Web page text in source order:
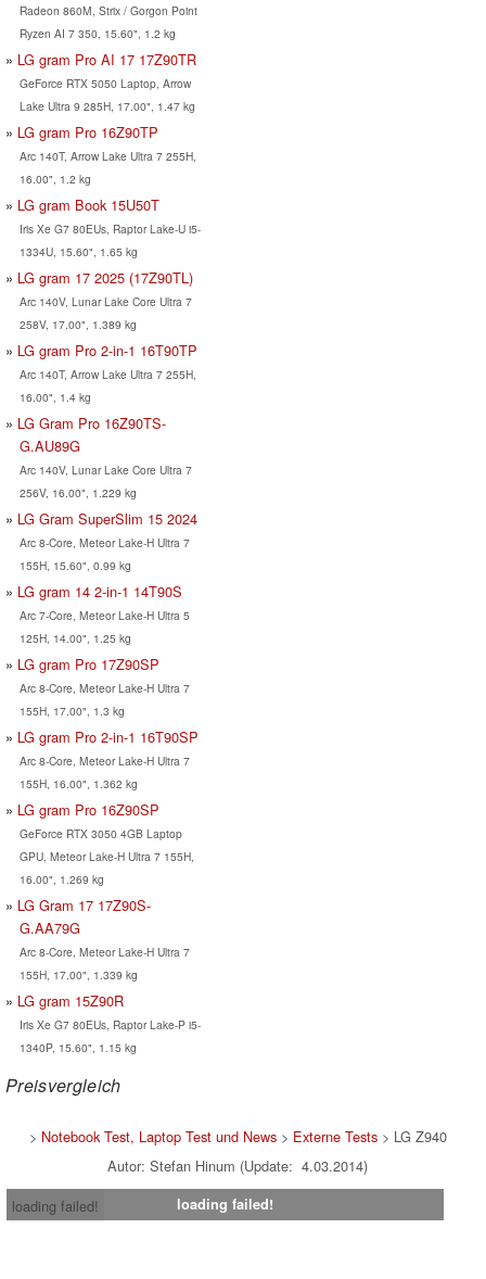
Radeon 860M, Strix / Gorgon Point
Ryzen AI 7 350, 15.60", 1.2 kg
LG gram Pro AI 17 17Z90TR
GeForce RTX 5050 Laptop, Arrow
Lake Ultra 9 285H, 17.00", 1.47 kg
LG gram Pro 16Z90TP
Arc 140T, Arrow Lake Ultra 7 255H,
16.00", 1.2 kg
LG gram Book 15U50T
Iris Xe G7 80EUs, Raptor Lake-U i5-
1334U, 15.60", 1.65 kg
LG gram 17 2025 (17Z90TL)
Arc 140V, Lunar Lake Core Ultra 7
258V, 17.00", 1.389 kg
LG gram Pro 2-in-1 16T90TP
Arc 140T, Arrow Lake Ultra 7 255H,
16.00", 1.4 kg
LG Gram Pro 16Z90TS-
G.AU89G
Arc 140V, Lunar Lake Core Ultra 7
256V, 16.00", 1.229 kg
LG Gram SuperSlim 15 2024
Arc 8-Core, Meteor Lake-H Ultra 7
155H, 15.60", 0.99 kg
LG gram 14 2-in-1 14T90S
Arc 7-Core, Meteor Lake-H Ultra 5
125H, 14.00", 1.25 kg
LG gram Pro 17Z90SP
Arc 8-Core, Meteor Lake-H Ultra 7
155H, 17.00", 1.3 kg
LG gram Pro 2-in-1 16T90SP
Arc 8-Core, Meteor Lake-H Ultra 7
155H, 16.00", 1.362 kg
LG gram Pro 16Z90SP
GeForce RTX 3050 4GB Laptop
GPU, Meteor Lake-H Ultra 7 155H,
16.00", 1.269 kg
LG Gram 17 17Z90S-
G.AA79G
Arc 8-Core, Meteor Lake-H Ultra 7
155H, 17.00", 1.339 kg
LG gram 15Z90R
Iris Xe G7 80EUs, Raptor Lake-P i5-
1340P, 15.60", 1.15 kg
Preisvergleich
> Notebook Test, Laptop Test und News> Externe Tests> LG Z940
Autor: Stefan Hinum (Update: 4.03.2014)
loading failed!
loading failed!